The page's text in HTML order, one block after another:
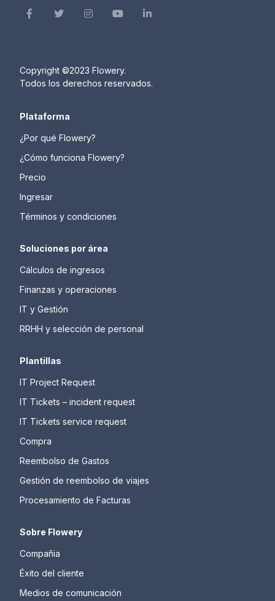
Copyright ©2023 Flowery.
Todos los derechos reservados.
Plataforma
¿Por qué Flowery?
¿Cómo funciona Flowery?
Precio
Ingresar
Términos y condiciones
Soluciones por área
Cálculos de ingresos
Finanzas y operaciones
IT y Gestión
RRHH y selección de personal
Plantillas
IT Project Request
IT Tickets – incident request
IT Tickets service request
Compra
Reembolso de Gastos
Gestión de reembolso de viajes
Procesamiento de Facturas
Sobre Flowery
Compañia
Éxito del cliente
Medios de comunicación